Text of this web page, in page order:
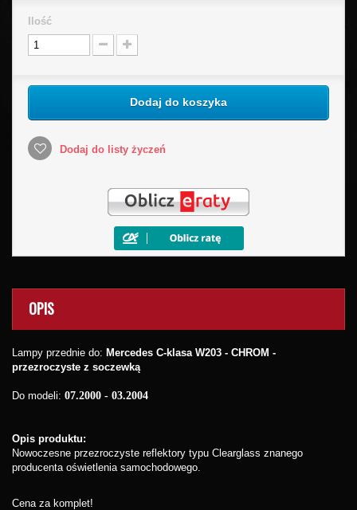
Ilość
Dodaj do koszyka
Dodaj do listy życzeń
OPIS
Lampy przednie do: Mercedes C-klasa W203 - CHROM -
przezroczyste z soczewką
Do modeli: 07.2000 - 03.2004
Opis produktu:
Nowoczesne przezroczyste reflektory typu Clearglass znanego
producenta oświetlenia samochodowego.
Cena za komplet!